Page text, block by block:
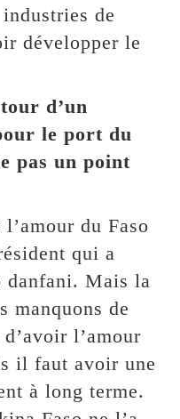
de
développer le
d’un
le port du
pas un point
du Faso
qui a
danfani. Mais la
manquons de
l’amour
il faut avoir une
à long terme.